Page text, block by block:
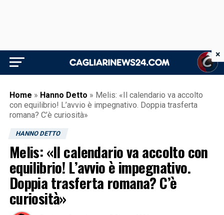
Home » Hanno Detto » Melis: «Il calendario va accolto
con equilibrio! L’avvio è impegnativo. Doppia trasferta
romana? C’è curiosità»
HANNO DETTO
Melis: «Il calendario va accolto con
equilibrio! L’avvio è impegnativo.
Doppia trasferta romana? C’è
curiosità»
×